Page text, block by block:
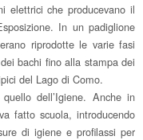
elettrici che producevano il
In un padiglione
riprodotte le varie fasi
bachi fino alla stampa dei
del Lago di Como.
dell’Igiene. Anche in
fatto scuola, introducendo
di igiene e profilassi per